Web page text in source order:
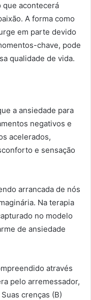
acontecerá
A forma como
em parte devido
chave, pode
qualidade de vida.
a ansiedade para
negativos e
acelerados,
e sensação
arrancada de nós
Na terapia
no modelo
de ansiedade
através
pelo arremessador,
crenças (B)